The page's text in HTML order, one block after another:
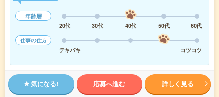
年齢層
20代
30代 40代 50代
60代
仕事の仕方
テキパキ
コツコツ
気になる! 応募へ進む 詳しく見る